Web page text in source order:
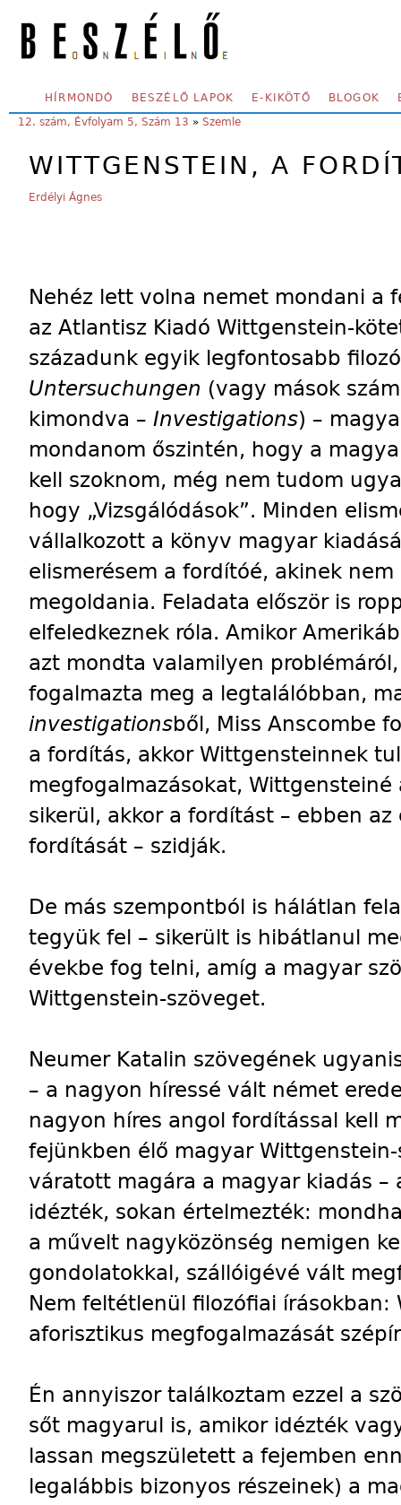
SECONDARY MENU
HÍRMONDÓ BESZÉLŐ LAPOK E-KIKÖTŐ BLOGOK
YOU ARE HERE:
12. szám, Évfolyam 5, Szám 13 » Szemle
WITTGENSTEIN, A
Erdélyi Ágnes
Nehéz lett volna nemet mondani a
az Atlantisz Kiadó Wittgenstein-
századunk egyik legfontosabb
Untersuchungen (vagy mások
kimondva – Investigations) –
mondanom őszintén, hogy a
kell szoknom, még nem tudom
hogy „Vizsgálódások”. Minden
vállalkozott a könyv magyar
elismerésem a fordítóé, akinek
megoldania. Feladata először is
elfeledkeznek róla. Amikor
azt mondta valamilyen
fogalmazta meg a legtalálóbban,
investigationsből, Miss Anscombe
a fordítás, akkor Wittgensteinnek
megfogalmazásokat,
sikerül, akkor a fordítást – ebben
fordítását – szidják.
De más szempontból is hálátlan
tegyük fel – sikerült is hibátlanul
évekbe fog telni, amíg a magyar
Wittgenstein-szöveget.
Neumer Katalin szövegének
– a nagyon híressé vált német
nagyon híres angol fordítással kell
fejünkben élő magyar
váratott magára a magyar kiadás –
idézték, sokan értelmezték:
a művelt nagyközönség nemigen
gondolatokkal, szállóigévé vált
Nem feltétlenül filozófiai
aforisztikus megfogalmazását
Én annyiszor találkoztam ezzel a
sőt magyarul is, amikor idézték
lassan megszületett a fejemben
legalábbis bizonyos részeinek) a